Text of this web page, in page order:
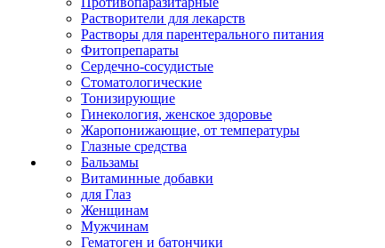
Растворители для лекарств
Растворы для парентерального питания
Фитопрепараты
Сердечно-сосудистые
Стоматологические
Тонизирующие
Гинекология, женское здоровье
Жаропонижающие, от температуры
Глазные средства
Бальзамы
Витаминные добавки
для Глаз
Женщинам
Мужчинам
Гематоген и батончики